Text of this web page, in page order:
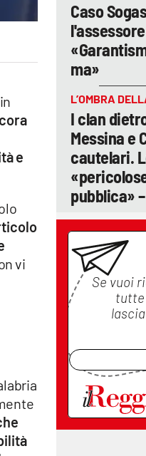
e
vi
Caso
ma»
L’OMBRA
I clan
Messina e
cautelari.
pubblica» –
Se vuoi
tutte